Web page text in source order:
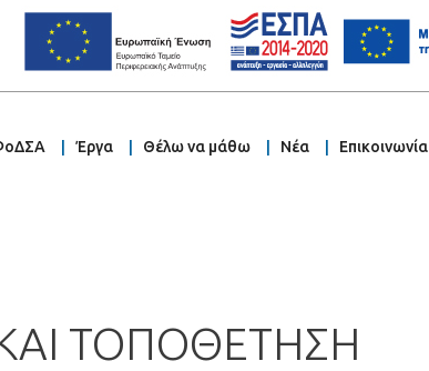
Έργα Θέλω να μάθω Νέα Επικοινωνία
ΤΟΠΟΘΕΤΗΣΗ